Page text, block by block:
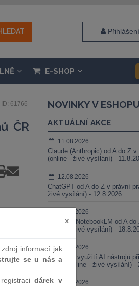
E-SHOP
ID: 61766
ČR
NOVINKY V ESHOPU
AKTUÁLNÍ AKCE
11.08.2026
Claude (Anthropic) od A do Z
(online - živé vysílání) -
12.08.2026
ChatGPT od A do Z v právní
živé vysílání) - 12.8.2026
18.08.2026
Gemini a NotebookLM od A
(online - živé vysílání) -
25.08.2026
Praktické využití AI nástrojů
smluv (online - živé vysílání) -
01.09.2026
x
informací jak
se u nás a
registracidárek v